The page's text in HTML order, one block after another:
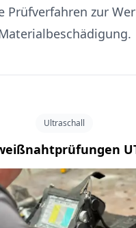
Prüfverfahren zur
Ultraschall